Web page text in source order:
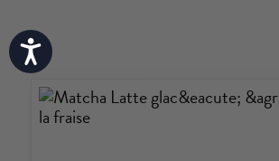
Accessibility